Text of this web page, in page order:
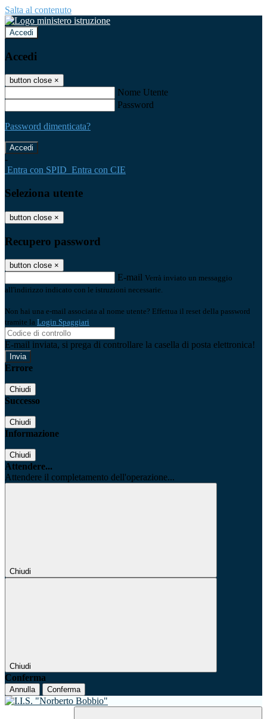
Salta al contenuto
Accedi
Accedi
button close ×
Nome Utente
Password
Password dimenticata?
-
Entra con SPID Entra con CIE
Seleziona utente
button close ×
Recupero password
button close ×
E-mail Verrà inviato un messaggio
all'indirizzo indicato con le istruzioni necessarie.
Non hai una e-mail associata al nome utente? Effettua il reset della password
tramite la Login Spaggiari
E-mail inviata, si prega di controllare la casella di posta elettronica!
Errore
Chiudi
Successo
Chiudi
Informazione
Chiudi
Attendere...
Attendere il completamento dell'operazione...
Chiudi
Chiudi
Conferma
Annulla Conferma